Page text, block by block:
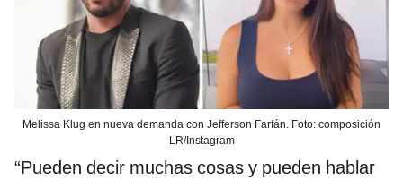
Melissa Klug en nueva demanda con Jefferson Farfán. Foto: composición
LR/Instagram
“Pueden decir muchas cosas y pueden hablar